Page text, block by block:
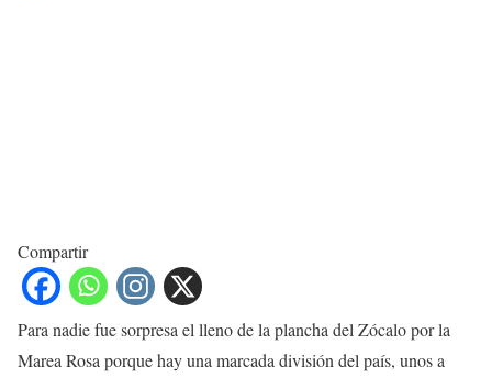
Compartir
Para nadie fue sorpresa el lleno de la plancha del Zócalo por la
Marea Rosa porque hay una marcada división del país, unos a